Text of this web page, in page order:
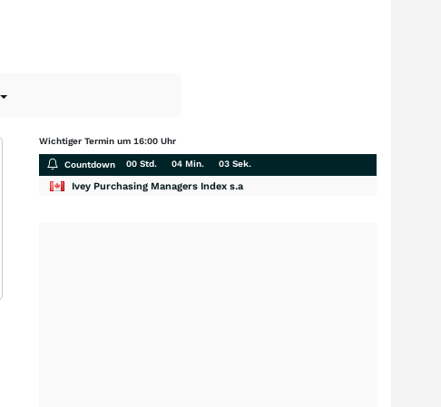
Wichtiger Termin um 16:00 Uhr
Countdown 00 Std. 04 Min. 02 Sek.
Ivey Purchasing Managers Index s.a